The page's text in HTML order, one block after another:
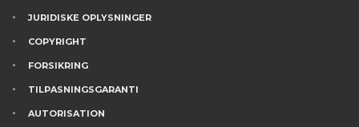
JURIDISKE OPLYSNINGER
COPYRIGHT
FORSIKRING
TILPASNINGSGARANTI
AUTORISATION